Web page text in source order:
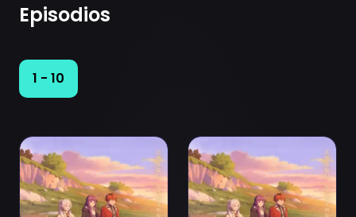
Episodios
1 - 10
Ver Sousou no Frieren 2nd Season Episodio 1
Ver Sousou no Frieren 2nd